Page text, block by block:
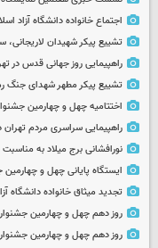
اجتماع خانواده دانشگاه آزاد
تشییع پیکر شهیدان لاریجانی،
راهپیمایی روز جهانی قدس در
تشییع پیکر مطهر شهدای جنگ
اختتامیه چهل و چهارمین
راهپیمایی سراسری مردم تهران در
نورافشانی برج میلاد به
ایستگاه پایانی چهل و
تجدید میثاق خانواده دانشگاه
روز دهم چهل و چهارمین
روز دهم چهل و چهارمین